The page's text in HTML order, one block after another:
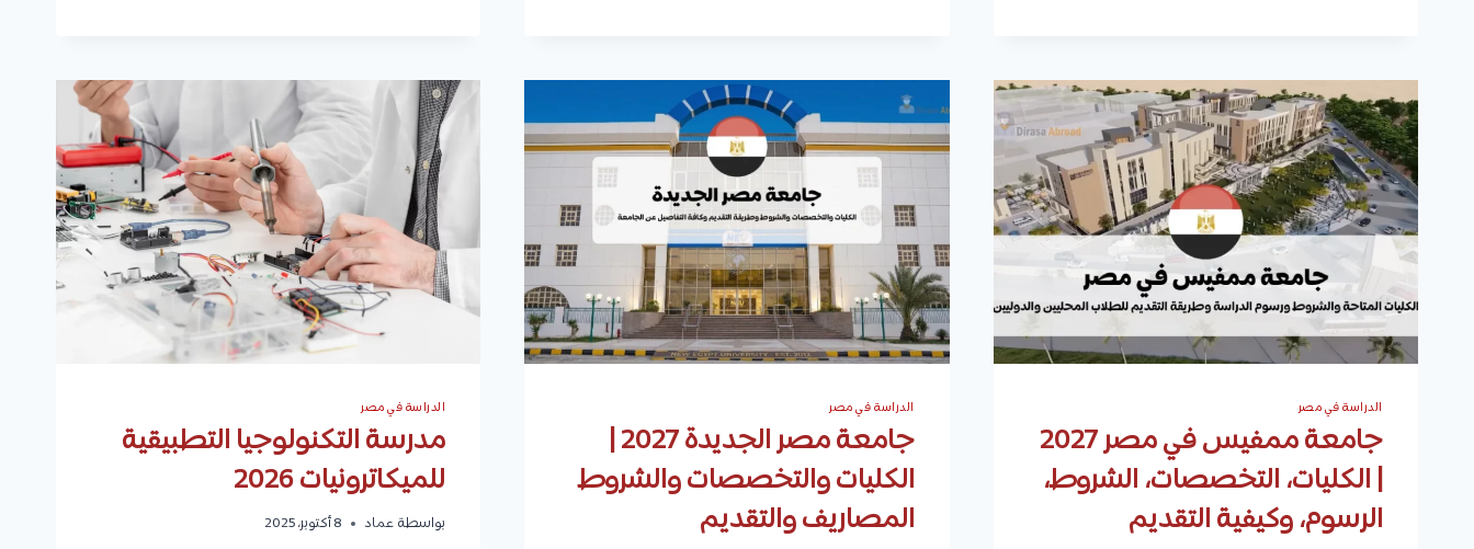
الكليات
والتخصصات
والقبول
والمصاريف
شروط
الرسوم،
وكيفية
الكليات،
التخصصات،
شروط
وكيفية
التقديم
الدراسة في مصر
جامعة ممفيس في مصر 2027
| الكليات، التخصصات، الشروط،
الرسوم، وكيفية التقديم
الدراسة في مصر
الكليات والتخصصات والشروط
المصاريف والتقديم
الدراسة في مصر
مدرسة التكنولوجيا التطبيقية
للميكاترونيات 2026
بواسطة عماد 8 أكتوبر، 2025